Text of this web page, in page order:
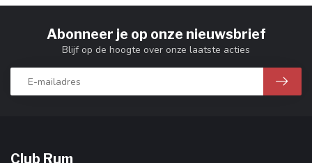
Abonneer je op onze nieuwsbrief
Blijf op de hoogte over onze laatste acties
Club Rum